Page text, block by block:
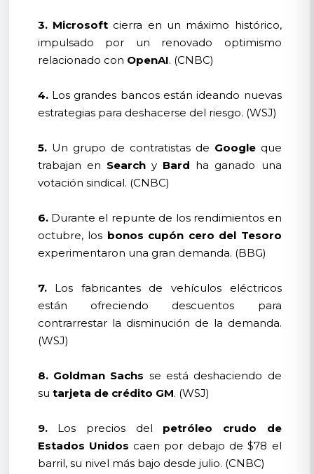
3. Microsoftcierra en un máximo histórico,
impulsado por un renovado optimismo
relacionado con OpenAI. (CNBC)
4.Los grandes bancos están ideando nuevas
estrategias para deshacerse del riesgo. (WSJ)
5.Un grupo de contratistas de Googleque
trabajan en Searchy Bard ha ganado una
votación sindical. (CNBC)
6.Durante el repunte de los rendimientos en
octubre, los bonos cupón cero del Tesoro
experimentaron una gran demanda. (BBG)
7.Los fabricantes de vehículos eléctricos
están ofreciendo descuentos para
contrarrestar la disminución de la demanda.
(WSJ)
8. Goldman Sachs se está deshaciendo de
su tarjeta de crédito GM. (WSJ)
9.Los precios del petróleo crudo de
Estados Unidos caen por debajo de $78 el
barril, su nivel más bajo desde julio. (CNBC)